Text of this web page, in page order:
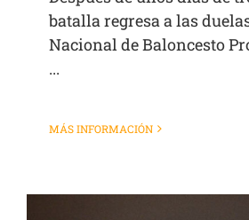
batalla regresa a las
Nacional de Baloncesto
...
MÁS INFORMACIÓN